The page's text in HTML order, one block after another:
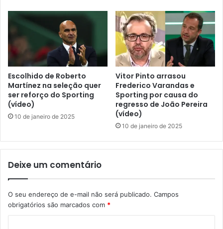
Escolhido de Roberto
Martínez na seleção quer
ser reforço do Sporting
(vídeo)
10 de janeiro de 2025
Vitor Pinto arrasou
Frederico Varandas e
Sporting por causa do
regresso de João Pereira
(vídeo)
10 de janeiro de 2025
Deixe um comentário
O seu endereço de e-mail não será publicado. Campos
obrigatórios são marcados com *